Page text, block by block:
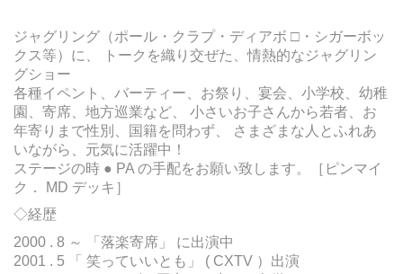
ジャグリング（ポール・クラプ・ディアボ □・シガーボッ
クス等）に、 トークを織り交ぜた、情熱的なジャグリン
グショー
各種イペント、バーティー、お祭り、宴会、小学校、幼稚
園、寄席、地方巡業など、 小さいお子さんから若者、お
年寄りまで性別、国籍を問わず、 さまざまな人とふれあ
いながら、元気に活躍中！
ステージの時 ● PA の手配をお願い致します。［ピンマイ
ク． MD デッキ］
◇経歴
2000 . 8 ～ 「落楽寄席」 に出演中
2001 . 5 「 笑っていいとも」 ( CXTV ）出演